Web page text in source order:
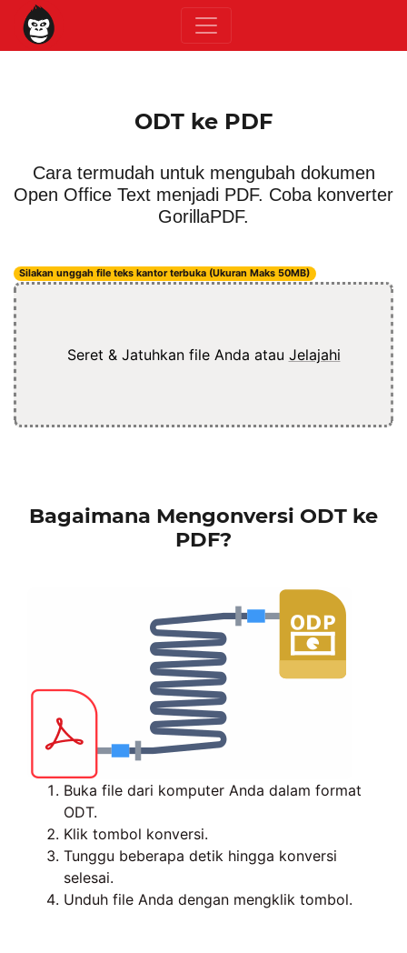
ODT ke PDF
Cara termudah untuk mengubah dokumen
Open Office Text menjadi PDF. Coba konverter
GorillaPDF.
Silakan unggah file teks kantor terbuka (Ukuran Maks 50MB)
Seret & Jatuhkan file Anda atau Jelajahi
Bagaimana Mengonversi ODT ke
PDF?
Buka file dari komputer Anda dalam format
ODT.
Klik tombol konversi.
Tunggu beberapa detik hingga konversi
selesai.
Unduh file Anda dengan mengklik tombol.